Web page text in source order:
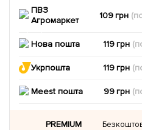
ПВЗ
Агромаркет
109 грн
Нова пошта 119 грн
Укрпошта 119 грн
Meest пошта 99 грн
PREMIUM